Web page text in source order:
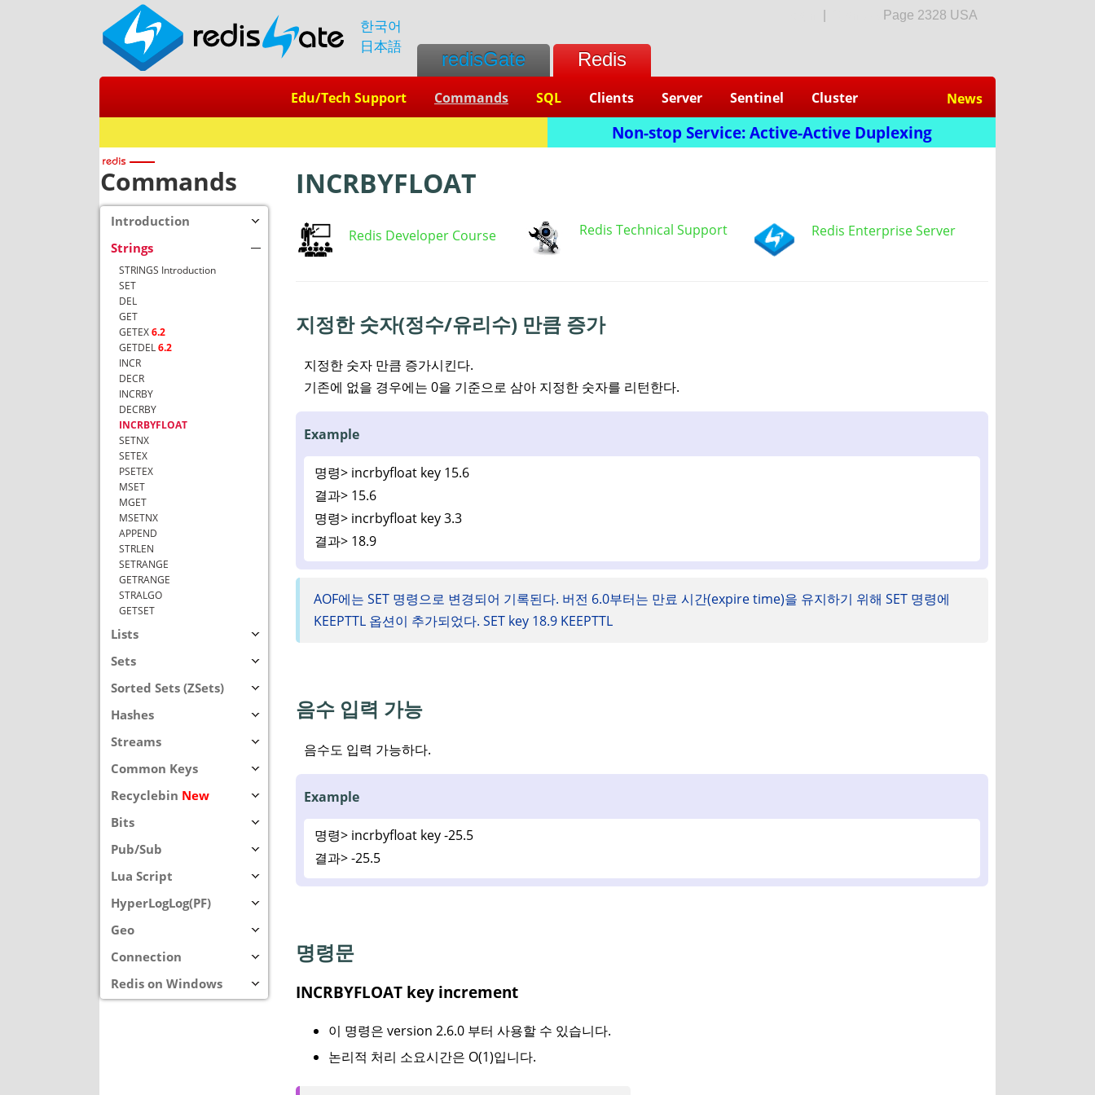
한국어
日本語
Page 2328 USA
redisGate Redis
Edu/Tech Support Commands SQL Clients Server Sentinel Cluster News
Non-stop Service: Active-Active Duplexing
Commands
Introduction
Strings
STRINGS Introduction
SET
DEL
GET
GETEX6.2
GETDEL6.2
INCR
DECR
INCRBY
DECRBY
INCRBYFLOAT
SETNX
SETEX
PSETEX
MSET
MGET
MSETNX
APPEND
STRLEN
SETRANGE
GETRANGE
STRALGO
GETSET
Lists
Sets
Sorted Sets (ZSets)
Hashes
Streams
Common Keys
Recyclebin New
Bits
Pub/Sub
Lua Script
HyperLogLog(PF)
Geo
Connection
Redis on Windows
INCRBYFLOAT
Redis Developer Course Redis Technical Support Redis Enterprise Server
지정한 숫자(정수/유리수) 만큼 증가
지정한 숫자 만큼 증가시킨다.
기존에 없을 경우에는 0을 기준으로 삼아 지정한 숫자를 리턴한다.
Example
명령> incrbyfloat key 15.6
결과> 15.6
명령> incrbyfloat key 3.3
결과> 18.9
AOF에는 SET 명령으로 변경되어 기록된다. 버전 6.0부터는 만료 시간(expire time)을 유지하기 위해 SET 명령에
KEEPTTL 옵션이 추가되었다. SET key 18.9 KEEPTTL
음수 입력 가능
음수도 입력 가능하다.
Example
명령> incrbyfloat key -25.5
결과>-25.5
명령문
INCRBYFLOAT key increment
이 명령은 version 2.6.0 부터 사용할 수 있습니다.
논리적 처리 소요시간은 O(1)입니다.